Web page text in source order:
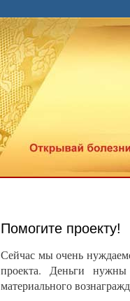
Помогите проекту!
Сейчас мы очень
проекта. Деньги
материального